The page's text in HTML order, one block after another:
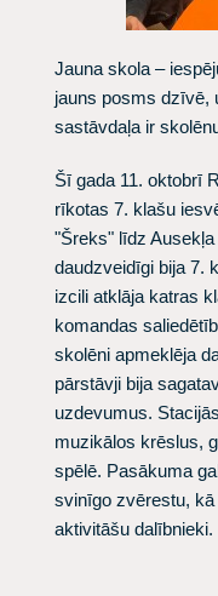
Jauna skola –
jauns posms dzīvē,
sastāvdaļa ir
Šī gada 11. oktobrī
rīkotas 7. klašu
"Šreks" līdz
daudzveidīgi bija 7.
izcili atklāja katras
komandas
skolēni apmeklēja
pārstāvji bija
uzdevumus.
muzikālos krēslus,
spēlē. Pasākuma
svinīgo zvērestu,
aktivitāšu dalībnieki.